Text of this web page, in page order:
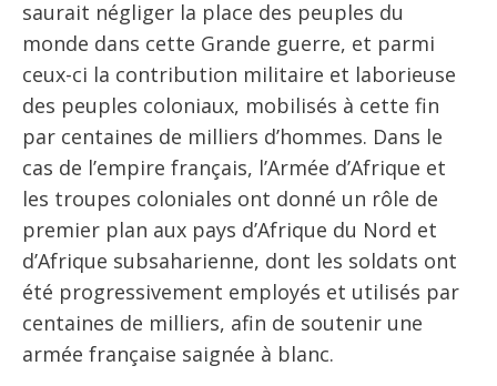
saurait négliger la place des peuples du
monde dans cette Grande guerre, et parmi
ceux-ci la contribution militaire et laborieuse
des peuples coloniaux, mobilisés à cette fin
par centaines de milliers d’hommes. Dans le
cas de l’empire français, l’Armée d’Afrique et
les troupes coloniales ont donné un rôle de
premier plan aux pays d’Afrique du Nord et
d’Afrique subsaharienne, dont les soldats ont
été progressivement employés et utilisés par
centaines de milliers, afin de soutenir une
armée française saignée à blanc.